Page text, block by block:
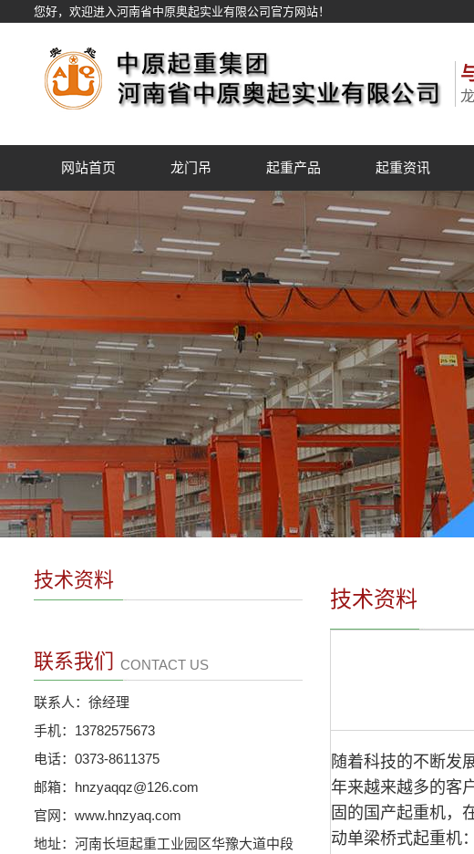
您好，欢迎进入河南省中原奥起实业有限公司官方网站！
网站首页 龙门吊 起重产品 起重资讯
技术资料
随着科技的不断发
年来越来越多的客
固的国产起重机，
动单梁桥式起重机
技术资料
联系我们 CONTACT US
联系人：徐经理
手机：13782575673
电话：0373-8611375
邮箱：hnzyaqqz@126.com
官网：www.hnzyaq.com
地址：河南长垣起重工业园区华豫大道中段